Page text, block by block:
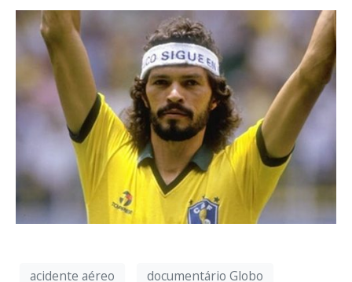
acidente aéreo
documentário Globo